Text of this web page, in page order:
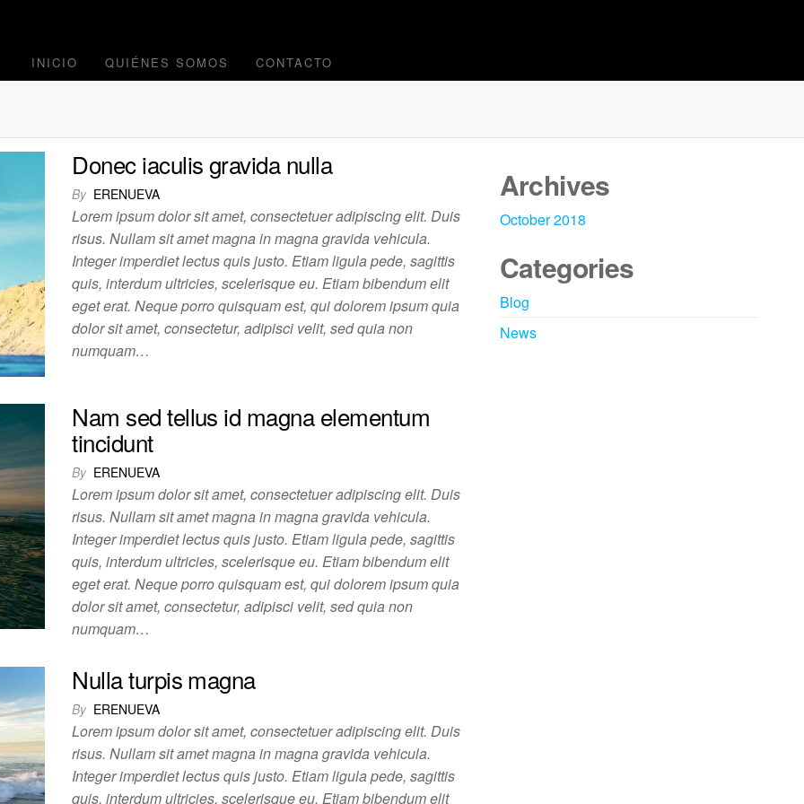
INICIO QUIÉNES SOMOS CONTACTO
Donec iaculis gravida nulla
By ERENUEVA
Lorem ipsum dolor sit amet, consectetuer adipiscing elit. Duis
risus. Nullam sit amet magna in magna gravida vehicula.
Integer imperdiet lectus quis justo. Etiam ligula pede, sagittis
quis, interdum ultricies, scelerisque eu. Etiam bibendum elit
eget erat. Neque porro quisquam est, qui dolorem ipsum quia
dolor sit amet, consectetur, adipisci velit, sed quia non
numquam…
Nam sed tellus id magna elementum
tincidunt
By ERENUEVA
Lorem ipsum dolor sit amet, consectetuer adipiscing elit. Duis
risus. Nullam sit amet magna in magna gravida vehicula.
Integer imperdiet lectus quis justo. Etiam ligula pede, sagittis
quis, interdum ultricies, scelerisque eu. Etiam bibendum elit
eget erat. Neque porro quisquam est, qui dolorem ipsum quia
dolor sit amet, consectetur, adipisci velit, sed quia non
numquam…
Nulla turpis magna
By ERENUEVA
Lorem ipsum dolor sit amet, consectetuer adipiscing elit. Duis
risus. Nullam sit amet magna in magna gravida vehicula.
Integer imperdiet lectus quis justo. Etiam ligula pede, sagittis
quis, interdum ultricies, scelerisque eu. Etiam bibendum elit
Archives
October 2018
Categories
Blog
News